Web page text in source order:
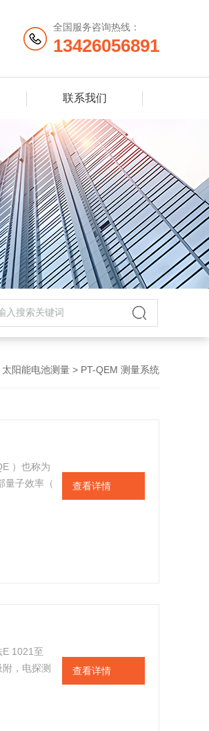
全国服务咨询热线：
13426056891
联系我们
太阳能电池测量 > PT-QEM 测量系统
）也称为
量子效率（
查看详情
E 1021至
，电探测
模式对
查看详情